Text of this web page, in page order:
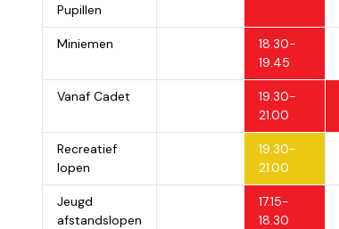
Pupillen
Miniemen
18.30-
19.45
Vanaf Cadet
19.30-
21.00
Recreatief
lopen
19.30-
21.00
Jeugd
afstandslopen
17.15-
18.30